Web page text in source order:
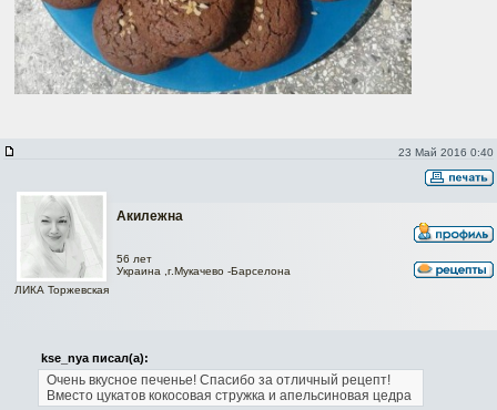
23 Май 2016 0:40
Акилежна
ЛИКА Торжевская
56 лет
Украина ,г.Мукачево -Барселона
kse_nya писал(а):
Очень вкусное печенье! Спасибо за отличный рецепт!
Вместо цукатов кокосовая стружка и апельсиновая цедра